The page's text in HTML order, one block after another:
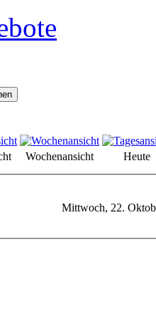
Wochenansicht
Heute
Mittwoch, 22.